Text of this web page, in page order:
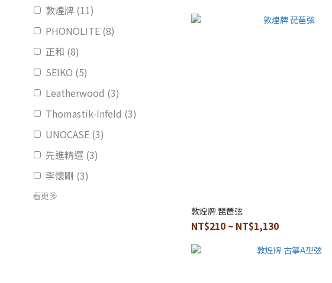
敦煌牌 (11)
PHONOLITE (8)
正和 (8)
SEIKO (5)
Leatherwood (3)
Thomastik-Infeld (3)
UNOCASE (3)
先進精選 (3)
李懷剛 (3)
看更多
敦煌牌 琵琶弦
NT$210 ~ NT$1,130